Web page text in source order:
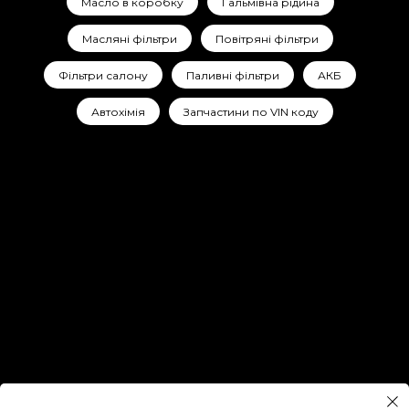
Масляні фільтри Повітряні фільтри
Фільтри салону Паливні фільтри АКБ
Автохімія Запчастини по VIN коду